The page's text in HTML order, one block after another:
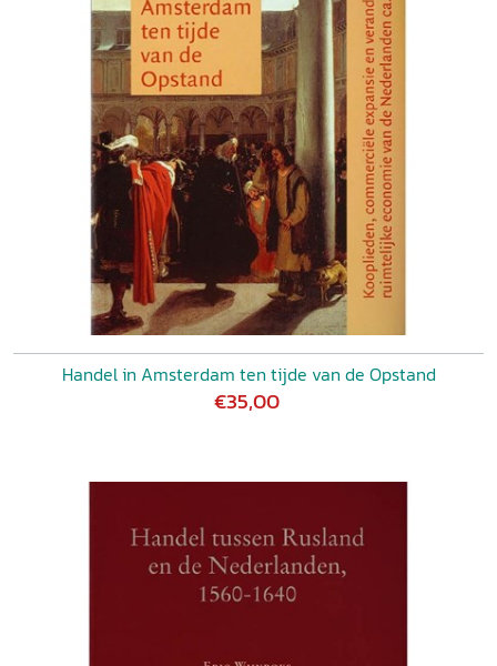
Handel in Amsterdam ten tijde van de Opstand
€35,00